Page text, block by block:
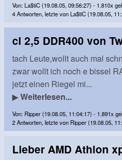
Von: La$tiC (19.08.05, 09:56:27) - 1.810x
4 Antworten, letzte von La$tiC (19.08.05,
cl 2,5 DDR400 von
tach Leute,wollt auch mal
zwar wollt ich noch e bissel
jetzt einen Riegel mi...
▶Weiterlesen...
Von: Ripper (19.08.05, 11:04:17) - 1.891x
2 Antworten, letzte von Ripper (19.08.05,
Lieber AMD Athlon